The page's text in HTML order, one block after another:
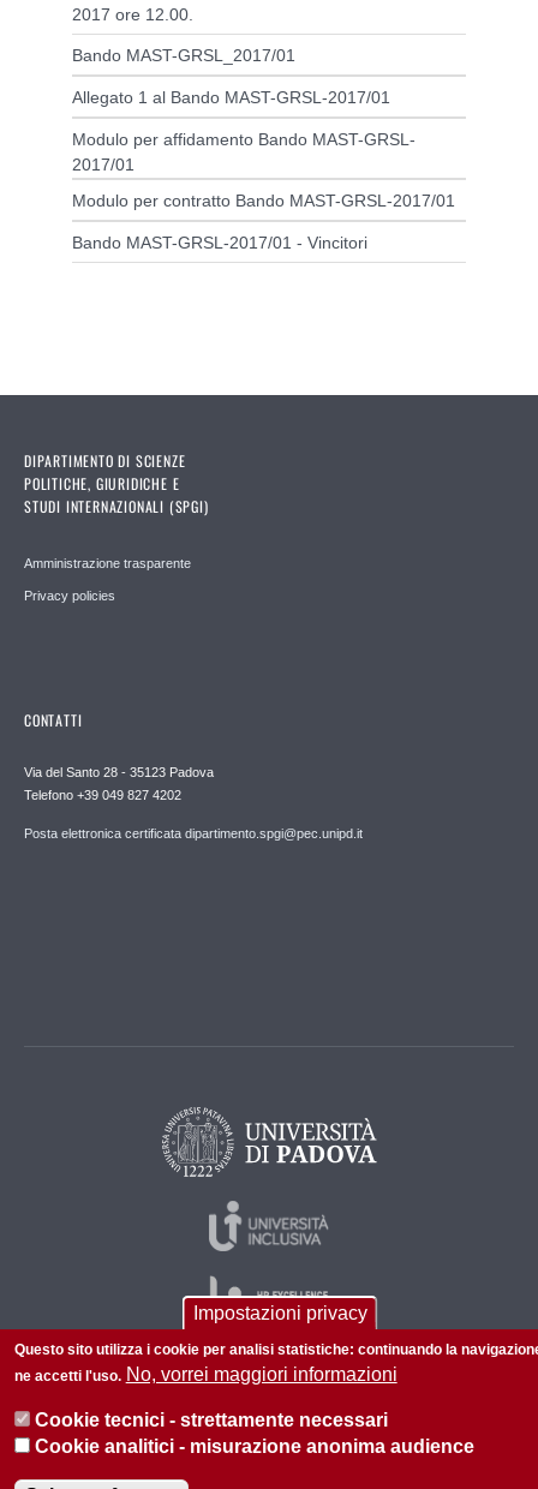
2017 ore 12.00.
Bando MAST-GRSL_2017/01
Allegato 1 al Bando MAST-GRSL-2017/01
Modulo per affidamento Bando MAST-GRSL-
2017/01
Modulo per contratto Bando MAST-GRSL-2017/01
Bando MAST-GRSL-2017/01 - Vincitori
DIPARTIMENTO DI SCIENZE
POLITICHE, GIURIDICHE E
STUDI INTERNAZIONALI (SPGI)
Amministrazione trasparente
Privacy policies
CONTATTI
Via del Santo 28 - 35123 Padova
Telefono +39 049 827 4202
Posta elettronica certificata dipartimento.spgi@pec.unipd.it
P.I. 00742430283 C.F. 80006480281
Impostazioni privacy
Questo sito utilizza i cookie per analisi statistiche: continuando la
ne accetti l'uso. No, vorrei maggiori informazioni
Cookie tecnici - strettamente necessari
Cookie analitici - misurazione anonima audience